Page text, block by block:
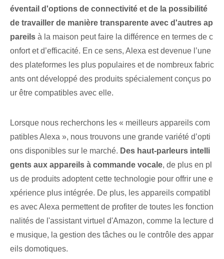
éventail d'options de connectivité et de la possibilité
de travailler de manière transparente avec d'autres ap
pareils à la maison peut faire la différence en termes de c
onfort et d’efficacité. En ce sens, Alexa est devenue l’une
des plateformes les plus populaires et de nombreux fabric
ants ont développé des produits spécialement conçus po
ur être compatibles avec elle.
Lorsque nous recherchons les « meilleurs appareils com
patibles Alexa », nous trouvons une grande variété d’opti
ons disponibles sur le marché. Des haut-parleurs intelli
gents aux appareils à commande vocale, de plus en pl
us de produits adoptent cette technologie pour offrir une e
xpérience plus intégrée. De plus, les appareils compatibl
es avec Alexa permettent de profiter de toutes les fonction
nalités de l'assistant virtuel d'Amazon, comme la lecture d
e musique, la gestion ⁣des tâches ou le ⁤contrôle des appar
eils domotiques.